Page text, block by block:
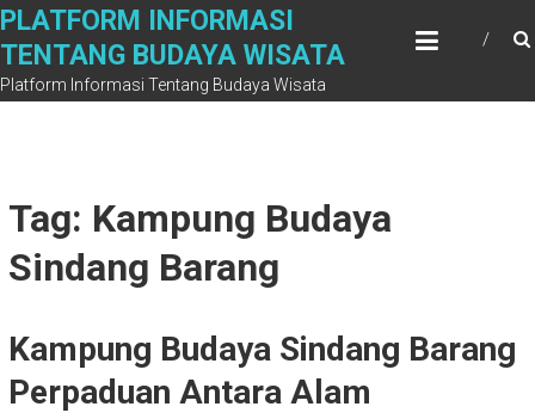
Skip
content
PLATFORM INFORMASI
TENTANG BUDAYA WISATA
Platform Informasi Tentang Budaya Wisata
Tag: Kampung Budaya
Sindang Barang
Kampung Budaya Sindang Barang
Perpaduan Antara Alam